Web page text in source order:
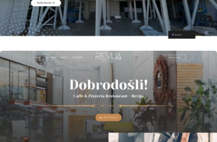
Author laufer Date
AuthorlauferDate